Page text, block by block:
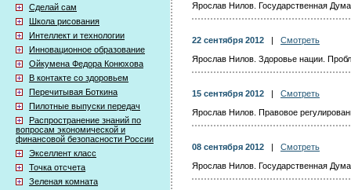
Сделай сам
Школа рисования
Интеллект и технологии
Инновационное образование
Ойкумена Федора Конюхова
В контакте со здоровьем
Перечитывая Боткина
Пилотные выпуски передач
Распространение знаний по
вопросам экономической и
финансовой безопасности России
Экселлент класс
Точка отсчета
Зеленая комната
Ярослав Нилов. Государственная Дума
22 сентября 2012
Смотреть
Ярослав Нилов. Здоровье нации.
15 сентября 2012
Смотреть
Ярослав Нилов. Правовое
08 сентября 2012
Смотреть
Ярослав Нилов. Государственная